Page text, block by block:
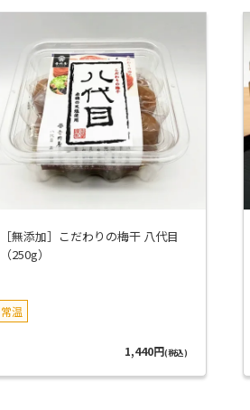
［無添加］こだわりの梅干 八代目
（250g）
常温
1,440円(税込)